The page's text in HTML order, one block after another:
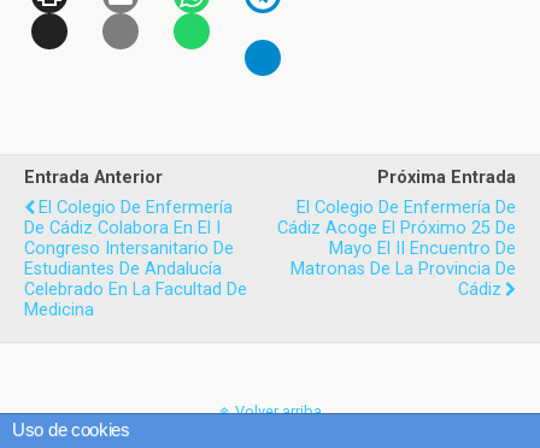
Entrada Anterior
El Colegio De Enfermería
De Cádiz Colabora En El I
Congreso Intersanitario De
Estudiantes De Andalucía
Celebrado En La Facultad De
Medicina
Próxima Entrada
El Colegio De Enfermería De
Cádiz Acoge El Próximo 25 De
Mayo El II Encuentro De
Matronas De La Provincia De
Cádiz
Volver arriba
Uso de cookies